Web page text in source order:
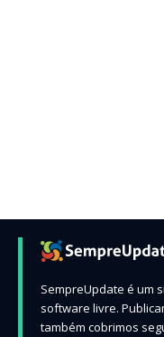
SempreUpdate é um
software livre.
também cobrimos